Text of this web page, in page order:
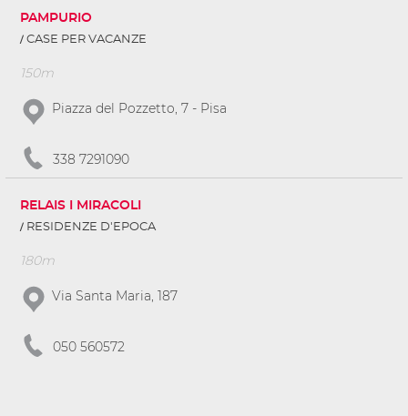
PAMPURIO
CASE PER VACANZE
150m
Piazza del Pozzetto, 7 - Pisa
338 7291090
RELAIS I MIRACOLI
RESIDENZE D'EPOCA
180m
Via Santa Maria, 187
050 560572